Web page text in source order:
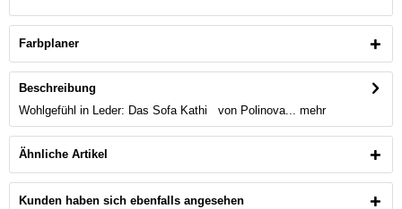
Farbplaner
Beschreibung
Wohlgefühl in Leder: Das Sofa Kathi von Polinova... mehr
Ähnliche Artikel
Kunden haben sich ebenfalls angesehen